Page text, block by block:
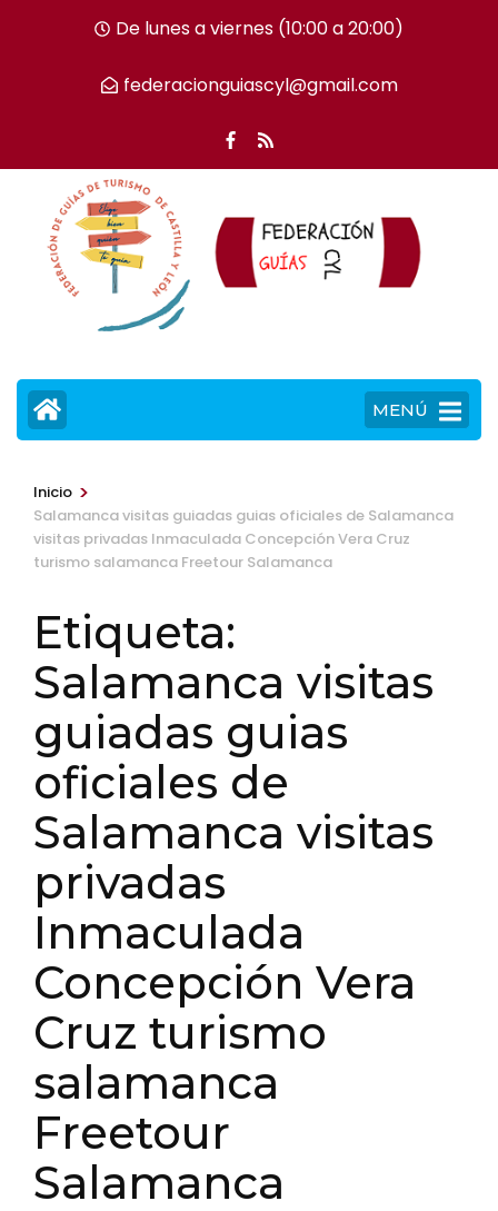
tecla
De lunes a viernes (10:00 a 20:00)
federacionguiascyl@gmail.com
MENÚ
Inicio >
Salamanca visitas guiadas guias oficiales de Salamanca
visitas privadas Inmaculada Concepción Vera Cruz
turismo salamanca Freetour Salamanca
Etiqueta:
Salamanca visitas
guiadas guias
oficiales de
Salamanca visitas
privadas
Inmaculada
Concepción Vera
Cruz turismo
salamanca
Freetour
Salamanca